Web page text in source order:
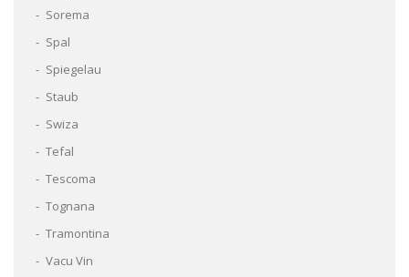
Sorema
Spal
Spiegelau
Staub
Swiza
Tefal
Tescoma
Tognana
Tramontina
Vacu Vin